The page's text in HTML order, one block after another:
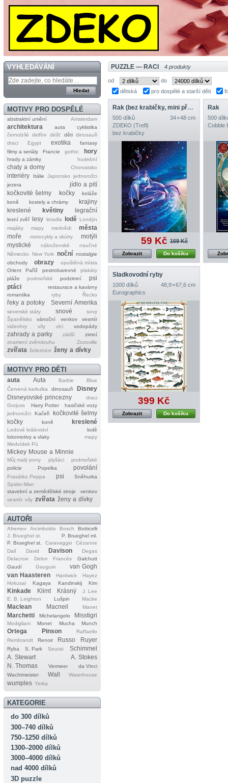
VYHLEDÁVÁNÍ
MOTIVY PRO DOSPĚLÉ
abstraktní umění Amsterdam
architektura auta
cyklistika
černobílé
delfíni déšť děti dinosauři
draci
Egypt exotika
fantasy
filmy a seriály
Francie gothic hory
hrady a zámky hudební
chaty a domy Chorvatsko
interiéry Itálie Japonsko
jednorožci
jezera
jídlo a pití
kočkovité šelmy
kočky
koláže
koně
kostely a chrámy
krajiny
kreslené
květiny legrační
lesní zvěř lesy letadla lodě Londýn
majáky
mapy medvědi
města
moře
motocykly a skútry
motýli
mystické
náboženské
naučné
Německo
New York noční nostalgie
obchody
obrazy
opuštěná místa
Orient
Paříž pestrobarevné
plakáty
pláže
podmořské podzimní
psi
ptáci
restaurace a kavárny
romantika
ryby Řecko
řeky a potoky Severní Amerika
severské státy snové
sovy
Španělsko
vánoční venkov
vesmír
videohry
víly vlci vodopády
zahrady a parky zátiší
zimní
znamení zvěrokruhu
Zozoville
zvířata železnice ženy a dívky
MOTIVY PRO DĚTI
auta Auta Barbie
Blue
Červená karkulka
dinosauři
Disney
Disneyovské princezny
draci
Gorjuss
Harry Potter
hasičské vozy
jednorožci
Kačeři
kočkovité šelmy
kočky
koně kreslené
Ledové království
lodě
lokomotivy a vlaky
mapy
Medvídek Pú
Mickey Mouse a Minnie
Můj malý pony plyšáci
podmořské
policie
Popelka povolání
Prasátko Peppa psi
Sněhurka
Spider‐Man
stavební a zemědělské stroje
venkov
vesmír víly zvířata ženy a dívky
AUTOŘI
Afremov Arcimboldo Bosch
Botticelli
J. Brueghel st.
P. Brueghel ml.
P. Brueghel st.
Caravaggio
Cézanne
Dalí
David Davison
Degas
Delacroix
Delon Francés
Galchutt
Gaudí
Gauguin
van Gogh
van Haasteren
Hardwick
Hayez
Hokusai
Kagaya Kandinskij Kim
Kinkade Klimt Krásný
J. Lee
E. B. Leighton
Lušpin Macke
Maclean Macneil Manet
Marchetti Michelangelo Misstigri
Modigliani Monet Mucha Munch
Ortega Pinson
Raffaello
Rembrandt
Renoir Russo Ruyer
Ryba S. Park Seurat
Schimmel
A. Stewart
A. Stokes
N. Thomas
Vermeer
da Vinci
Wachtmeister
Wall Waterhouse
wumples Yerka
KATEGORIE
do 300 dílků
300–740 dílků
750–1250 dílků
1300–2000 dílků
3000–4000 dílků
nad 4000 dílků
3D puzzle
PUZZLE — RACI 4 produkty
od
do
dětská
pro dospělé a starší děti
Rak (bez krabičky, mini předloha)
500 dílků
34 × 48 cm
ZDEKO (Trefl)
bez krabičky
59 Kč 169 Kč
Do košíku
Zobrazit
Rak
500
Cobble
Sladkovodní ryby
1000 dílků
48,9 × 67,6 cm
Eurographics
399 Kč
Do košíku
Zobrazit